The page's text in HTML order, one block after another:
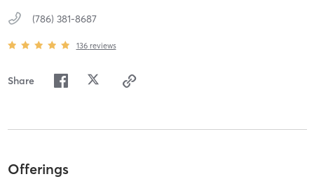
(786) 381-8687
136 reviews
Share
Offerings